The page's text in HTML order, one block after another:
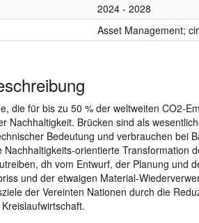
2024 - 2028
Asset Management;
die für bis zu 50 % der weltweiten CO2-
Nachhaltigkeit. Brücken sind als
Bedeutung und verbrauchen bei
Nachhaltigkeits-orientierte Transformation
dh vom Entwurf, der Planung und
und der etwaigen Material-
der Vereinten Nationen durch die